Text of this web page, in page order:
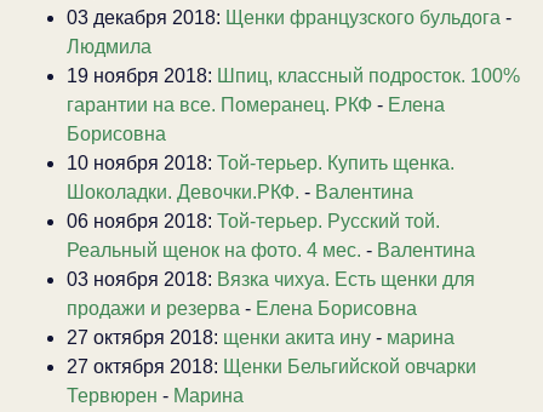
03 декабря 2018: Щенки французского бульдога -
Людмила
19 ноября 2018: Шпиц, классный подросток. 100%
гарантии на все. Померанец. РКФ - Елена
Борисовна
10 ноября 2018: Той-терьер. Купить щенка.
Шоколадки. Девочки.РКФ. - Валентина
06 ноября 2018: Той-терьер. Русский той.
Реальный щенок на фото. 4 мес. - Валентина
03 ноября 2018: Вязка чихуа. Есть щенки для
продажи и резерва - Елена Борисовна
27 октября 2018: щенки акита ину - марина
27 октября 2018: Щенки Бельгийской овчарки
Тервюрен - Марина